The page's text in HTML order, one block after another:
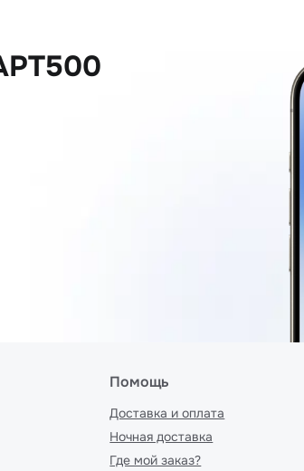
Помощь
Доставка и оплата
Ночная доставка
Где мой заказ?